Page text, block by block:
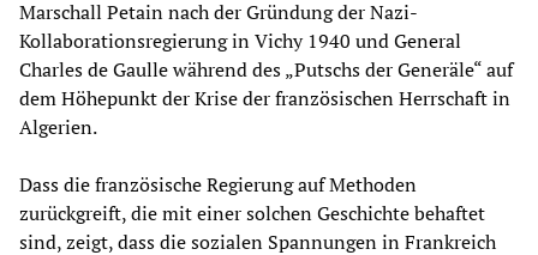
Marschall Petain nach der Gründung der Nazi-
Kollaborationsregierung in Vichy 1940 und General
Charles de Gaulle während des „Putschs der Generäle“ auf
dem Höhepunkt der Krise der französischen Herrschaft in
Algerien.
Dass die französische Regierung auf Methoden
zurückgreift, die mit einer solchen Geschichte behaftet
sind, zeigt, dass die sozialen Spannungen in Frankreich